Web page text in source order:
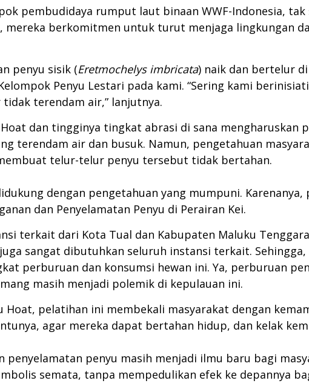
pembudidaya rumput laut binaan WWF-Indonesia,
mereka berkomitmen untuk turut menjaga lingkungan
penyu sisik (Eretmochelys imbricata) naik dan bertelur
Penyu Lestari pada kami. “Sering kami
terendam air,” lanjutnya.
dan tingginya tingkat abrasi di sana mengharuskan
terendam air dan busuk. Namun, pengetahuan
telur-telur penyu tersebut tidak bertahan.
dengan pengetahuan yang mumpuni. Karenanya,
dan Penyelamatan Penyu di Perairan Kei.
terkait dari Kota Tual dan Kabupaten Maluku
sangat dibutuhkan seluruh instansi terkait.
perburuan dan konsumsi hewan ini. Ya, perburuan
masih menjadi polemik di kepulauan ini.
Hoat, pelatihan ini membekali masyarakat dengan
agar mereka dapat bertahan hidup, dan kelak
penyelamatan penyu masih menjadi ilmu baru bagi
semata, tanpa mempedulikan efek ke depannya